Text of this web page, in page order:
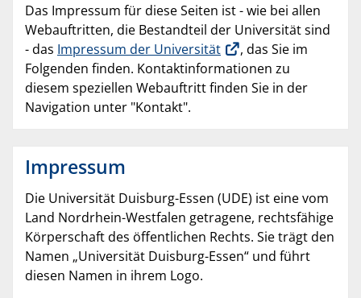
Das Impressum für diese Seiten ist - wie bei allen
Webauftritten, die Bestandteil der Universität sind
- das Impressum der Universität
, das Sie im
Folgenden finden. Kontaktinformationen zu
diesem speziellen Webauftritt finden Sie in der
Navigation unter "Kontakt".
Impressum
Die Universität Duisburg-Essen (UDE) ist eine vom
Land Nordrhein-Westfalen getragene, rechtsfähige
Körperschaft des öffentlichen Rechts. Sie trägt den
Namen „Universität Duisburg-Essen“ und führt
diesen Namen in ihrem Logo.